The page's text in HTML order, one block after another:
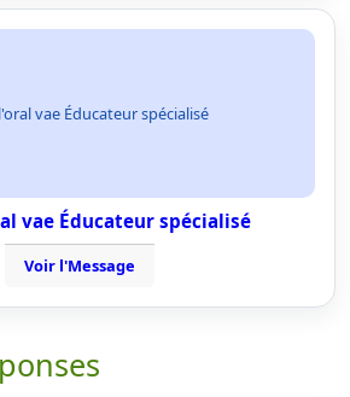
vae Éducateur spécialisé
vae Éducateur spécialisé
Voir l'Message